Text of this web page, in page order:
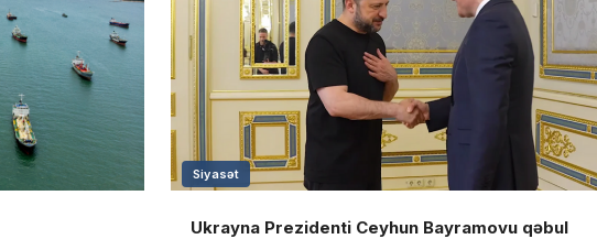
Siyasət
Ukrayna Prezidenti Ceyhun Bayramovu qəbul